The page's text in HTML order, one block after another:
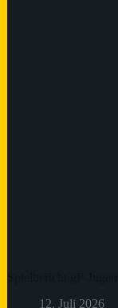
12. Juli 2026